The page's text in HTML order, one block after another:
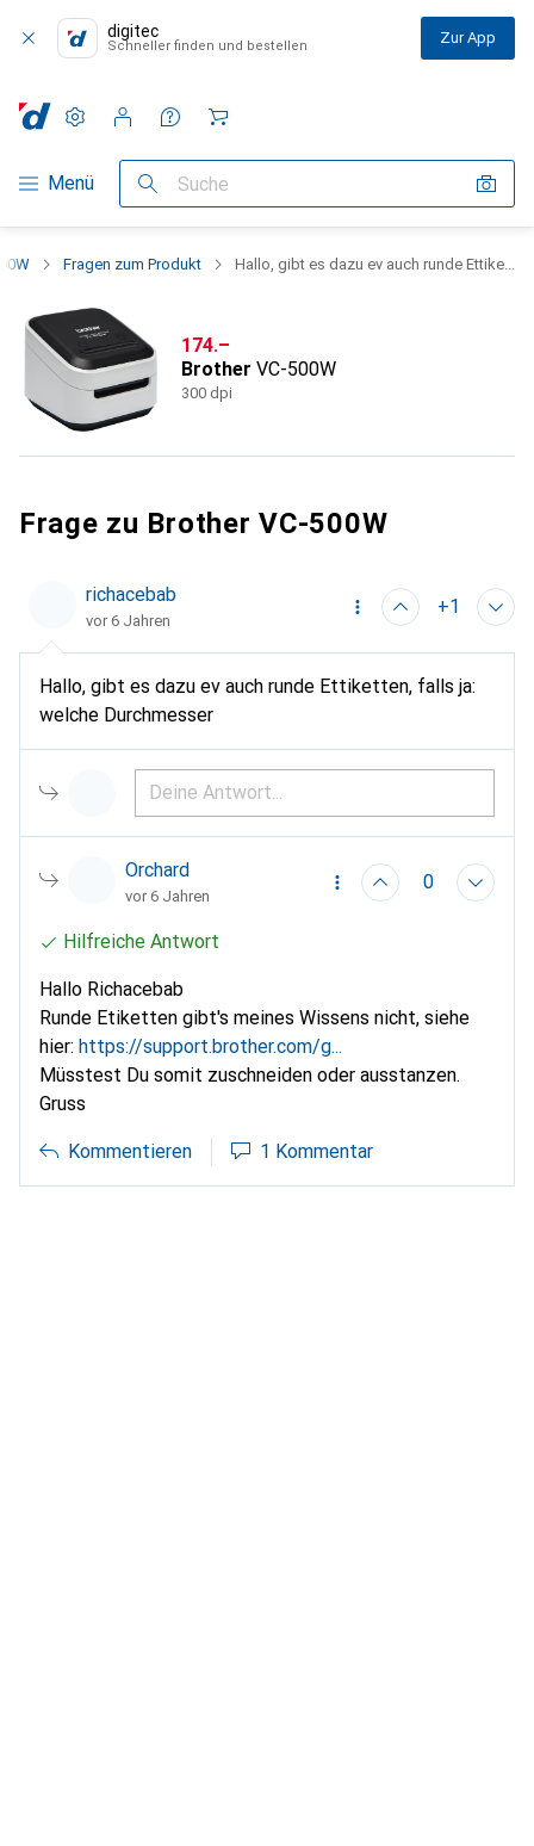
digitec
Schneller finden und bestellen Zur App
Navigation nach Kategorien
Menü Suche
Einstellungen
Kundenkonto
Vergleichslisten
Merklisten
Warenkorb
Fragen zum Produkt Hallo, gibt es dazu ev auch runde Ettike...
CHF
174.–
Brother VC-500W
300 dpi
Frage zu Brother VC-500W
richacebab
vor 6 Jahren
+1
Hallo, gibt es dazu ev auch runde Ettiketten, falls ja:
welche Durchmesser
Orchard
vor 6 Jahren
0
Hilfreiche Antwort
Hallo Richacebab
Runde Etiketten gibt's meines Wissens nicht, siehe
hier: https://support.brother.com/g...
Müsstest Du somit zuschneiden oder ausstanzen.
Gruss
Kommentieren 1 Kommentar